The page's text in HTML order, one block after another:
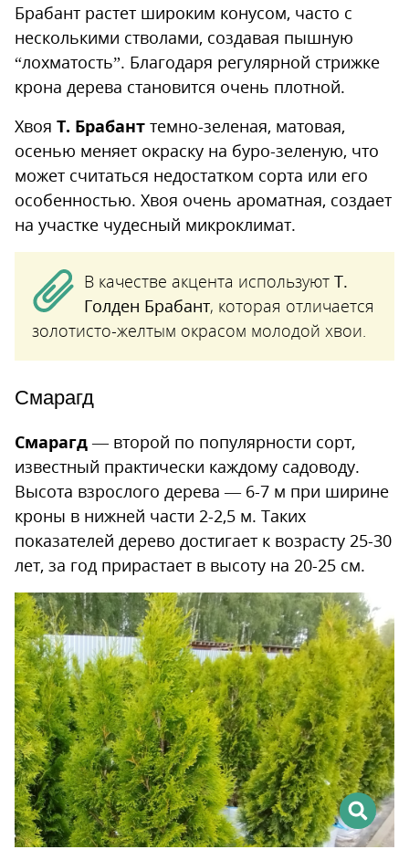
Брабант растет широким конусом, часто с
несколькими стволами, создавая пышную
“лохматость”. Благодаря регулярной стрижке
крона дерева становится очень плотной.
Хвоя Т. Брабант темно-зеленая, матовая,
осенью меняет окраску на буро-зеленую, что
может считаться недостатком сорта или его
особенностью. Хвоя очень ароматная, создает
на участке чудесный микроклимат.
В качестве акцента используют Т.
Голден Брабант, которая отличается
золотисто-желтым окрасом молодой хвои.
Смарагд
Смарагд— второй по популярности сорт,
известный практически каждому садоводу.
Высота взрослого дерева — 6-7 м при ширине
кроны в нижней части 2-2,5 м. Таких
показателей дерево достигает к возрасту 25-30
лет, за год прирастает в высоту на 20-25 см.